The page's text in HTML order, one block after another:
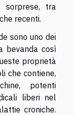
sorprese, tra
recenti.
sono uno dei
bevanda così
proprietà
che contiene,
potenti
liberi nel
croniche.